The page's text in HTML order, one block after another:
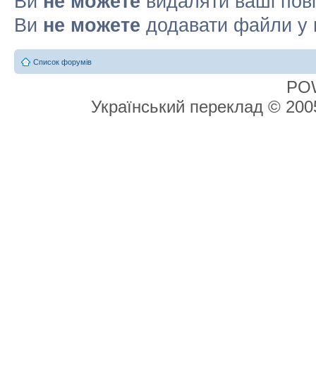
Ви не можете додавати файли у
Список форумів
Український переклад ©